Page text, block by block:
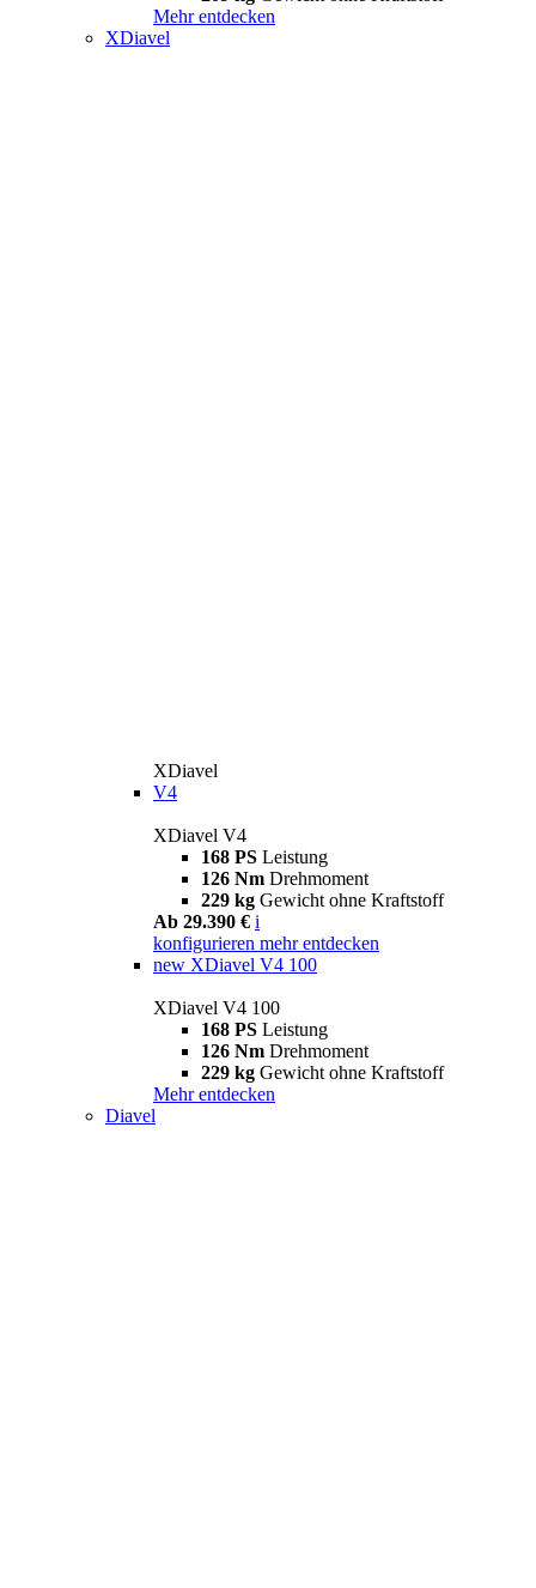
Mehr entdecken
XDiavel
XDiavel
V4
XDiavel V4
168 PS Leistung
126 Nm Drehmoment
229 kg Gewicht ohne Kraftstoff
Ab 29.390 € i
konfigurieren mehr entdecken
new XDiavel V4 100
XDiavel V4 100
168 PS Leistung
126 Nm Drehmoment
229 kg Gewicht ohne Kraftstoff
Mehr entdecken
Diavel